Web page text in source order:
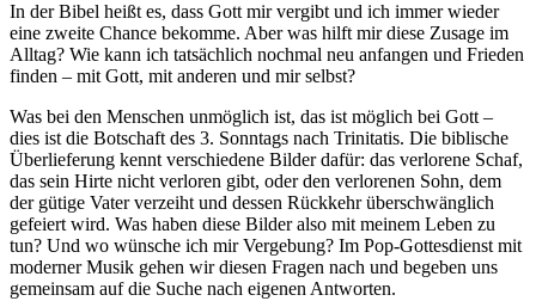
In der Bibel heißt es, dass Gott mir vergibt und ich immer wieder
eine zweite Chance bekomme. Aber was hilft mir diese Zusage im
Alltag? Wie kann ich tatsächlich nochmal neu anfangen und Frieden
finden – mit Gott, mit anderen und mir selbst?
Was bei den Menschen unmöglich ist, das ist möglich bei Gott –
dies ist die Botschaft des 3. Sonntags nach Trinitatis. Die biblische
Überlieferung kennt verschiedene Bilder dafür: das verlorene Schaf,
das sein Hirte nicht verloren gibt, oder den verlorenen Sohn, dem
der gütige Vater verzeiht und dessen Rückkehr überschwänglich
gefeiert wird. Was haben diese Bilder also mit meinem Leben zu
tun? Und wo wünsche ich mir Vergebung? Im Pop-Gottesdienst mit
moderner Musik gehen wir diesen Fragen nach und begeben uns
gemeinsam auf die Suche nach eigenen Antworten.